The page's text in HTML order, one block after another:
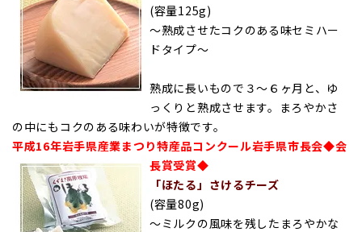
(容量125g)
～熟成させたコクのある味セミハー
ドタイプ～
熟成に長いもので３～６ヶ月と、ゆ
っくりと熟成させます。まろやかさ
の中にもコクのある味わいが特徴です。
平成16年岩手県産業まつり特産品コンクール岩手県市長会◆会
長賞受賞◆
「ほたる」さけるチーズ
(容量80g)
～ミルクの風味を残したまろやかな